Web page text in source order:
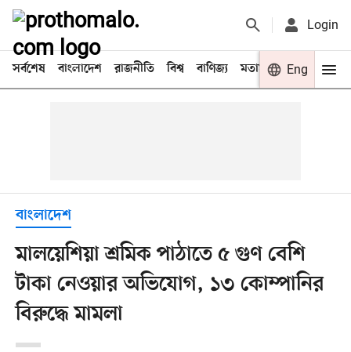
Login
সর্বশেষ বাংলাদেশ রাজনীতি বিশ্ব বাণিজ্য মতামত খেলা
Eng
বাংলাদেশ
মালয়েশিয়া শ্রমিক পাঠাতে ৫ গুণ বেশি
টাকা নেওয়ার অভিযোগ, ১৩ কোম্পানির
বিরুদ্ধে মামলা